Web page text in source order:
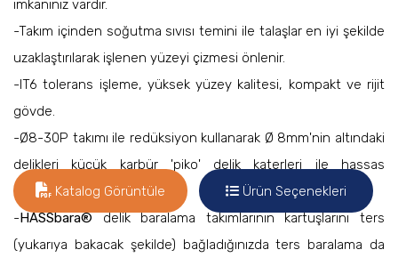
imkanınız vardır.
-Takım içinden soğutma sıvısı temini ile talaşlar en iyi şekilde
uzaklaştırılarak işlenen yüzeyi çizmesi önlenir.
-IT6 tolerans işleme, yüksek yüzey kalitesi, kompakt ve rijit
gövde.
-Ø8-30P takımı ile redüksiyon kullanarak Ø 8mm'nin altındaki
delikleri küçük karbür 'piko' delik katerleri ile hassas
işleyebilirsiniz.
-HASSbara®delik baralama takımlarının kartuşlarını ters
(yukarıya bakacak şekilde) bağladığınızda ters baralama da
Katalog Görüntüle Ürün Seçenekleri